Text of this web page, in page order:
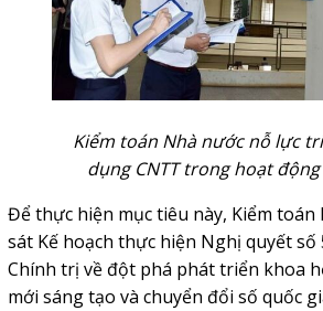
Kiểm toán Nhà nước nỗ lực
dụng CNTT trong hoạt
Để thực hiện mục tiêu này, Kiểm toán
sát Kế hoạch thực hiện Nghị quyết số
Chính trị về đột phá phát triển khoa
mới sáng tạo và chuyển đổi số quốc